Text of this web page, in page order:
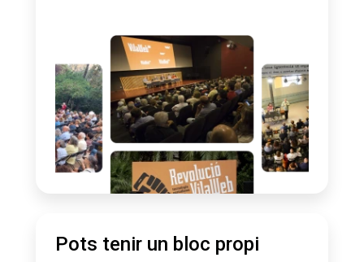
Pots tenir un bloc propi